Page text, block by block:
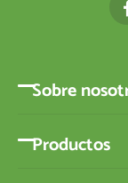
Sobre
Productos